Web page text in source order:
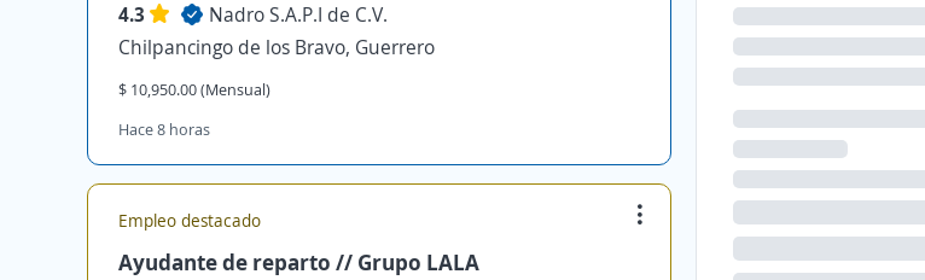
4.3
Nadro S.A.P.I de C.V.
Chilpancingo de los Bravo, Guerrero
$ 10,950.00 (Mensual)
Hace 8 horas
Empleo destacado
Ayudante de reparto // Grupo LALA